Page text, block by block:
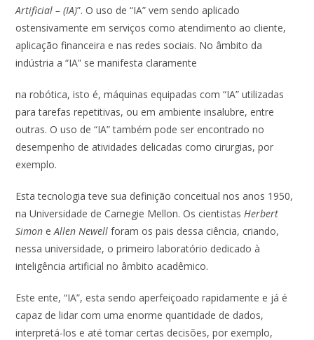
Artificial – (IA)”. O uso de “IA” vem sendo aplicado
ostensivamente em serviços como atendimento ao cliente,
aplicação financeira e nas redes sociais. No âmbito da
indústria a “IA” se manifesta claramente
na robótica, isto é, máquinas equipadas com “IA” utilizadas
para tarefas repetitivas, ou em ambiente insalubre, entre
outras. O uso de “IA” também pode ser encontrado no
desempenho de atividades delicadas como cirurgias, por
exemplo.
Esta tecnologia teve sua definição conceitual nos anos 1950,
na Universidade de Carnegie Mellon. Os cientistas Herbert
SimoneAllen Newell foram os pais dessa ciência, criando,
nessa universidade, o primeiro laboratório dedicado à
inteligência artificial no âmbito acadêmico.
Este ente, “IA”, esta sendo aperfeiçoado rapidamente e já é
capaz de lidar com uma enorme quantidade de dados,
interpretá-los e até tomar certas decisões, por exemplo,